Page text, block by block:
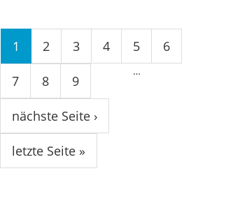
Seiten
1 2 3 4 5 6
7 8 9
…
nächste Seite ›
letzte Seite »